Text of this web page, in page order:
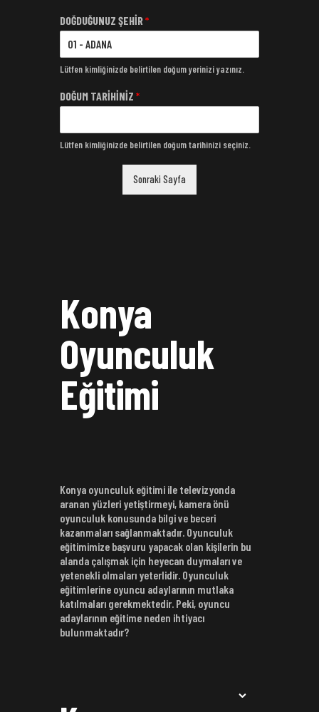
DOĞDUĞUNUZ ŞEHİR*
Lütfen kimliğinizde belirtilen doğum yerinizi yazınız.
DOĞUM TARİHİNİZ *
Lütfen kimliğinizde belirtilen doğum tarihinizi seçiniz.
Sonraki Sayfa
Konya
Oyunculuk
Eğitimi
Konya oyunculuk eğitimi ile televizyonda
aranan yüzleri yetiştirmeyi, kamera önü
oyunculuk konusunda bilgi ve beceri
kazanmaları sağlanmaktadır. Oyunculuk
eğitimimize başvuru yapacak olan kişilerin bu
alanda çalışmak için heyecan duymaları ve
yetenekli olmaları yeterlidir. Oyunculuk
eğitimlerine oyuncu adaylarının mutlaka
katılmaları gerekmektedir. Peki, oyuncu
adaylarının eğitime neden ihtiyacı
bulunmaktadır?